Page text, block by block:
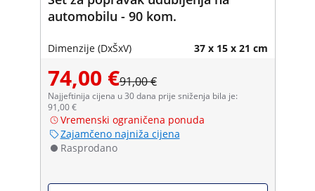
automobilu - 90 kom.
Dimenzije (DxŠxV) 37 x 15 x 21 cm
74,00 €91,00 €
Najjeftinija cijena u 30 dana prije sniženja bila je:
91,00 €
Vremenski ograničena ponuda
Zajamčeno najniža cijena
Rasprodano